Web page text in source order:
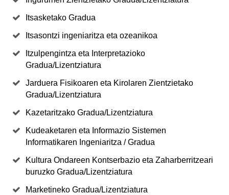
Itsasketako Gradua
Itsasontzi ingeniaritza eta ozeanikoa
Itzulpengintza eta Interpretazioko
Gradua/Lizentziatura
Jarduera Fisikoaren eta Kirolaren Zientzietako
Gradua/Lizentziatura
Kazetaritzako Gradua/Lizentziatura
Kudeaketaren eta Informazio Sistemen
Informatikaren Ingeniaritza / Gradua
Kultura Ondareen Kontserbazio eta Zaharberritzeari
buruzko Gradua/Lizentziatura
Marketineko Gradua/Lizentziatura